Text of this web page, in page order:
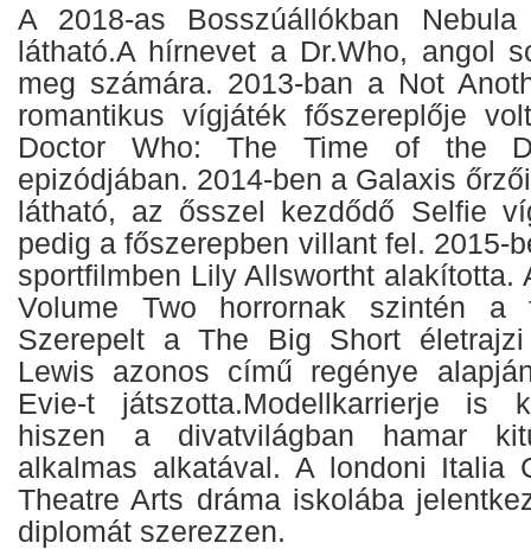
A 2018-as Bosszúállókban
látható.A hírnevet a Dr.Who, angol
meg számára. 2013-ban a Not
romantikus vígjáték főszereplője
Doctor Who: The Time of the
epizódjában. 2014-ben a Galaxis
látható, az ősszel kezdődő Selfie
pedig a főszerepben villant fel. 2015-
sportfilmben Lily Allswortht alakította.
Volume Two horrornak szintén a
Szerepelt a The Big Short
Lewis azonos című regénye
Evie-t játszotta.Modellkarrierje is
hiszen a divatvilágban hamar
alkalmas alkatával. A londoni Italia
Theatre Arts dráma iskolába
diplomát szerezzen.